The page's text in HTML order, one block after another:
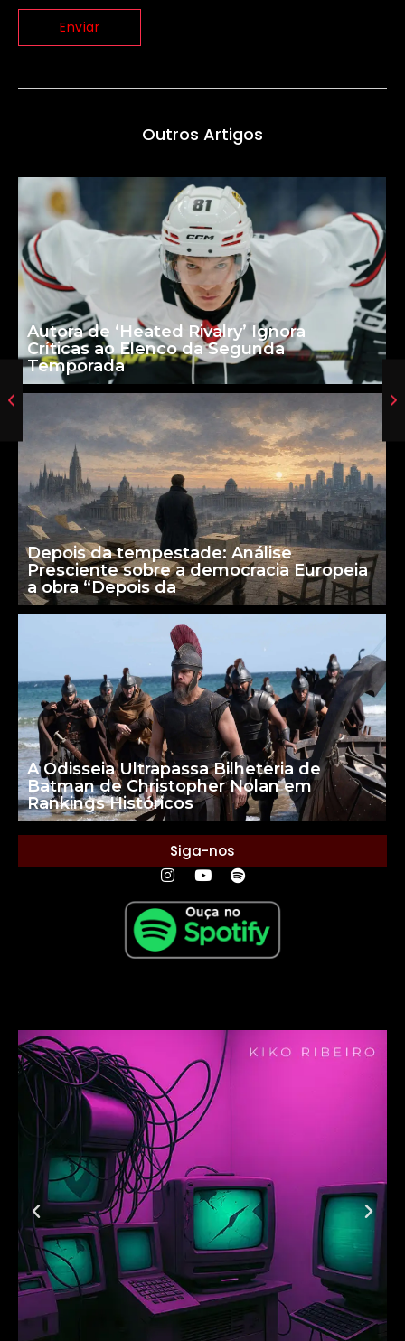
Outros Artigos
Autora de ‘Heated Rivalry’ Ignora
Críticas ao Elenco da Segunda
Temporada
Depois da tempestade: Análise
Presciente sobre a democracia Europeia
a obra “Depois da
A Odisseia Ultrapassa Bilheteria de
Batman de Christopher Nolan em
Rankings Históricos
Siga-nos